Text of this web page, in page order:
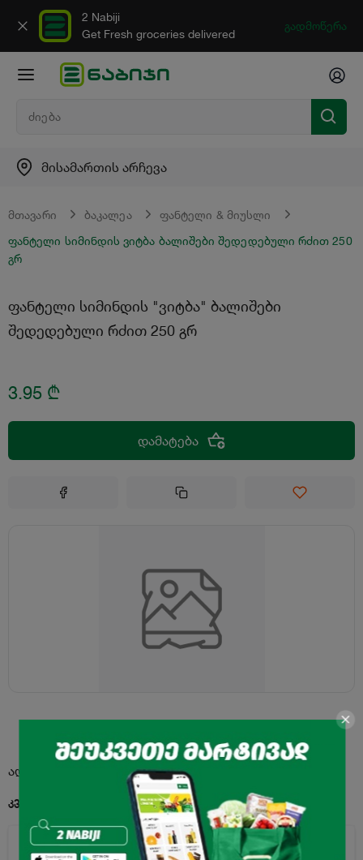
2 Nabiji
Get Fresh groceries delivered
გადმოწერა
მისამართის არჩევა
მთავარი ბაკალეა
ფანტელი & მიუსლი
ფანტელი სიმინდის ვიტბა ბალიშები შედედებული რძით 250
გრ
ფანტელი სიმინდის "ვიტბა" ბალიშები
შედედებული რძით 250 გრ
3.95 ₾
დამატება
აღწერა
კვებითი ღირებულება 100გ. პროდუქტში:
ენერგეტიკული ღირებულება 450კკალ